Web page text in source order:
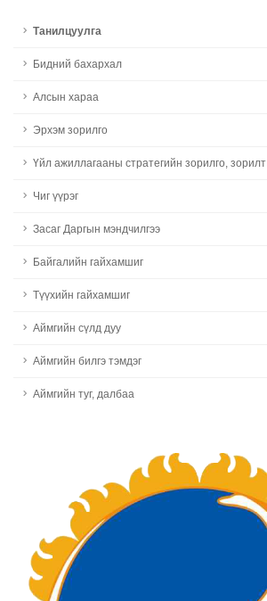
Танилцуулга
Бидний бахархал
Алсын хараа
Эрхэм зорилго
Үйл ажиллагааны стратегийн зорилго, зорилт
Чиг үүрэг
Засаг Даргын мэндчилгээ
Байгалийн гайхамшиг
Түүхийн гайхамшиг
Аймгийн сүлд дуу
Аймгийн билгэ тэмдэг
Аймгийн туг, далбаа